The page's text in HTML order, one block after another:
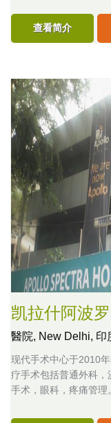
查看简介
凯拉什阿波
醫院, New Delhi, 印
现代手术中心于2010
疗手术包括普通外科
手术，眼科，疼痛管理。